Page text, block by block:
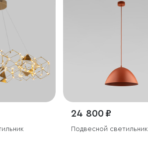
24 800 ₽
Подвесной светильник